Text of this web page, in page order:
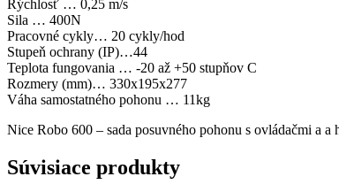
Rýchlosť … 0,25 m/s
Sila … 400N
Pracovné cykly… 20 cykly/hod
Stupeň ochrany (IP)…44
Teplota fungovania … -20 až +50 stupňov C
Rozmery (mm)… 330x195x277
Váha samostatného pohonu … 11kg
Nice Robo 600 – sada posuvného pohonu s ovládačmi a a
Súvisiace produkty